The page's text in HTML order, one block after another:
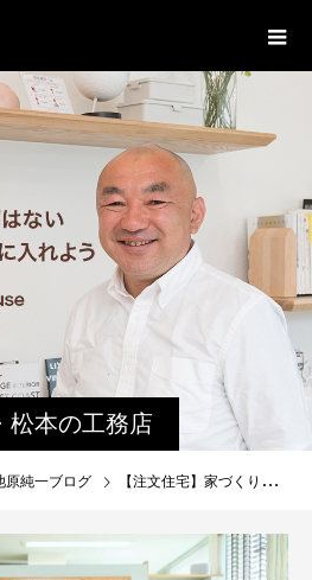
松本の工務店
ブログ｜家族
語８４３
原純一ブログ 【注文住宅】家づくりで最も重要なこと